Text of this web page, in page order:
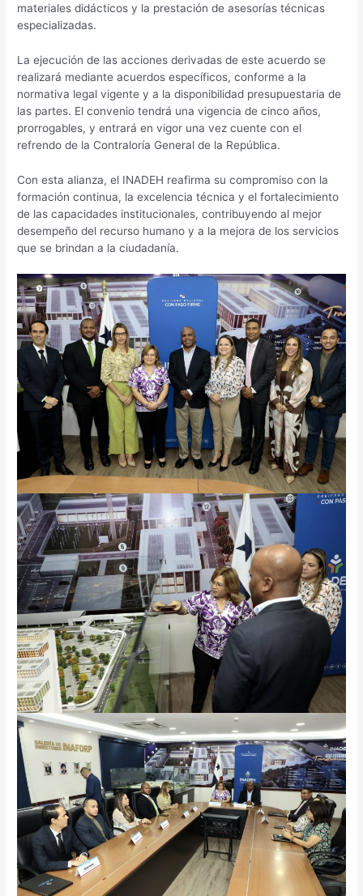
materiales didácticos y la prestación de asesorías técnicas
especializadas.
La ejecución de las acciones derivadas de este acuerdo se
realizará mediante acuerdos específicos, conforme a la
normativa legal vigente y a la disponibilidad presupuestaria de
las partes. El convenio tendrá una vigencia de cinco años,
prorrogables, y entrará en vigor una vez cuente con el
refrendo de la Contraloría General de la República.
Con esta alianza, el INADEH reafirma su compromiso con la
formación continua, la excelencia técnica y el fortalecimiento
de las capacidades institucionales, contribuyendo al mejor
desempeño del recurso humano y a la mejora de los servicios
que se brindan a la ciudadanía.